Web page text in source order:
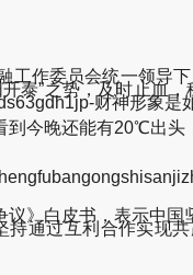
作委员会统一领导
”之势，及时止血
财神形象是
今晚还能有20℃出头
白皮书，表示中国
通过互利合作实现